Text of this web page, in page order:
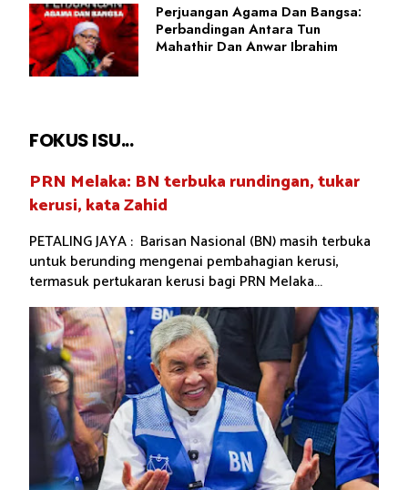
Perjuangan Agama Dan Bangsa:
Perbandingan Antara Tun
Mahathir Dan Anwar Ibrahim
FOKUS ISU...
PRN Melaka: BN terbuka rundingan, tukar
kerusi, kata Zahid
PETALING JAYA : Barisan Nasional (BN) masih terbuka
untuk berunding mengenai pembahagian kerusi,
termasuk pertukaran kerusi bagi PRN Melaka...